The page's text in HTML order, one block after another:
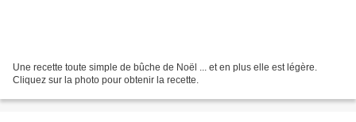
Une recette toute simple de bûche de Noël ... et en plus elle est légère.
Cliquez sur la photo pour obtenir la recette.